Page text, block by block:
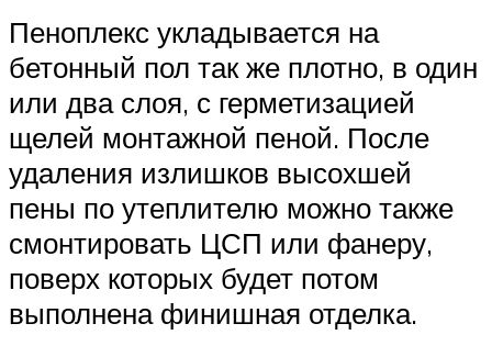
Пеноплекс укладывается на
бетонный пол так же плотно, в один
или два слоя, с герметизацией
щелей монтажной пеной. После
удаления излишков высохшей
пены по утеплителю можно также
смонтировать ЦСП или фанеру,
поверх которых будет потом
выполнена финишная отделка.